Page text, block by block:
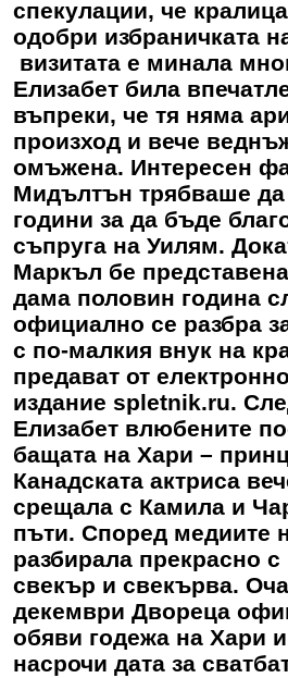
спекулации, че
одобри избраничката
визитата е минала
Елизабет била
въпреки, че тя няма
произход и вече
омъжена. Интересен
Мидълтън трябваше да
години за да бъде
съпруга на Уилям.
Маркъл бе
дама половин година
официално се разбра
с по-малкия внук на
предават от
издание spletnik.ru.
Елизабет влюбените
бащата на Хари –
Канадската актриса
срещала с Камила и
пъти. Според медиите
разбирала прекрасно
свекър и свекърва.
декември Двореца
обяви годежа на Хари
насрочи дата за